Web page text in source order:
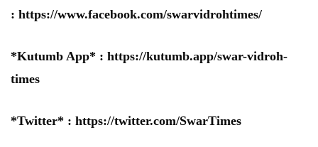
: https://www.facebook.com/swarvidrohtimes/
*Kutumb App* : https://kutumb.app/swar-vidroh-
times
*Twitter* : https://twitter.com/SwarTimes